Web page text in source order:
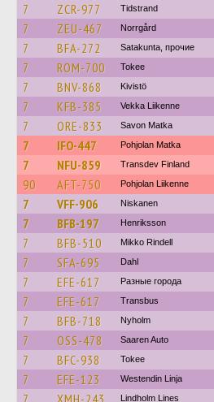
7 ZCR-977 Tidstrand
7 ZEU-467 Norrgård
7 BFA-272 Satakunta, прочие
7 ROM-700 Tokee
7 BNV-868 Kivistö
7 KFB-385 Vekka Liikenne
7 ORE-833 Savon Matka
7 IFO-447 Pohjolan Matka
7 NFU-859 Transdev Finland
90 AFT-750 Pohjolan Liikenne
7 VFF-906 Niskanen
7 BFB-197 Henriksson
7 BFB-510 Mikko Rindell
7 SFA-695 Dahl
7 EFE-617 Разные города
7 EFE-617 Transbus
7 BFB-718 Nyholm
7 OSS-478 Saaren Auto
7 BFC-938 Tokee
7 EFE-123 Westendin Linja
7 XMH-243 Lindholm Lines